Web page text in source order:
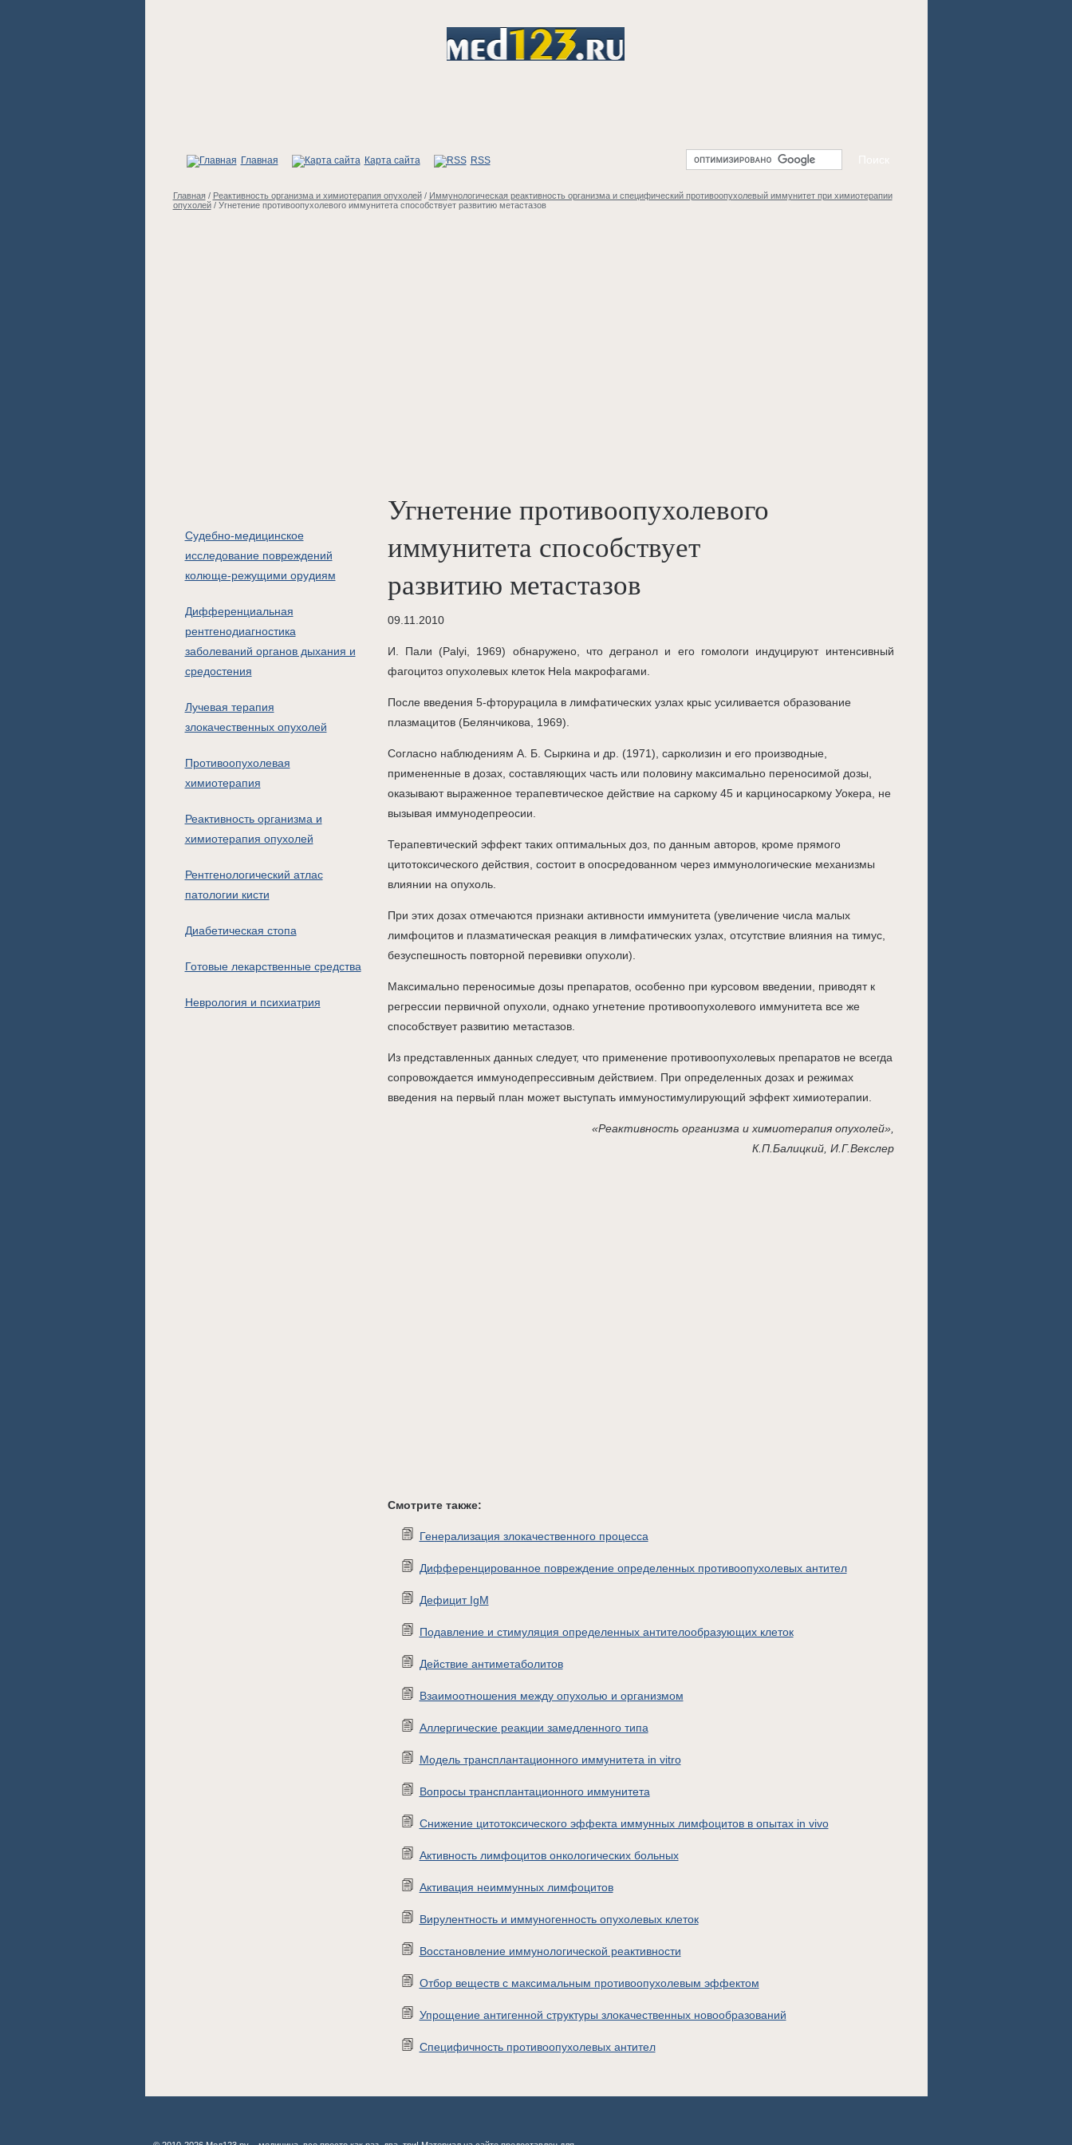
Главная Карта сайта RSS
Главная/ Реактивность организма и химиотерапия опухолей/ Иммунологическая реактивность организма и специфический противоопухолевый иммунитет при химиотерапии
опухолей/ Угнетение противоопухолевого иммунитета способствует развитию метастазов
Судебно-медицинское
исследование повреждений
колюще-режущими орудиям
Дифференциальная
рентгенодиагностика
заболеваний органов дыхания и
средостения
Лучевая терапия
злокачественных опухолей
Противоопухолевая
химиотерапия
Реактивность организма и
химиотерапия опухолей
Рентгенологический атлас
патологии кисти
Диабетическая стопа
Готовые лекарственные средства
Неврология и психиатрия
Угнетение противоопухолевого
иммунитета способствует
развитию метастазов
09.11.2010
И. Пали (Palyi, 1969) обнаружено, что дегранол и его гомологи индуцируют интенсивный
фагоцитоз опухолевых клеток Hela макрофагами.
После введения 5-фторурацила в лимфатических узлах крыс усиливается образование
плазмацитов (Белянчикова, 1969).
Согласно наблюдениям А. Б. Сыркина и др. (1971), capколизин и его производные,
примененные в дозах, составляющих часть или половину максимально переносимой дозы,
оказывают выраженное терапевтическое действие на саркому 45 и карциносаркому Уокера, не
вызывая иммунодепреосии.
Терапевтический эффект таких оптимальных доз, по данным авторов, кроме прямого
цитотоксического действия, состоит в опосредованном через иммунологические механизмы
влиянии на опухоль.
При этих дозах отмечаются признаки активности иммунитета (увеличение числа малых
лимфоцитов и плазматическая реакция в лимфатических узлах, отсутствие влияния на тимус,
безуспешность повторной перевивки опухоли).
Максимально переносимые дозы препаратов, особенно при курсовом введении, приводят к
регрессии первичной опухоли, однако угнетение противоопухолевого иммунитета все же
способствует развитию метастазов.
Из представленных данных следует, что применение противоопухолевых препаратов не всегда
сопровождается иммунодепрессивным действием. При определенных дозах и режимах
введения на первый план может выступать иммуностимулирующий эффект химиотерапии.
«Реактивность организма и химиотерапия опухолей»,
К.П.Балицкий, И.Г.Векслер
Смотрите также:
Генерализация злокачественного процесса
Дифференцированное повреждение определенных противоопухолевых антител
Дефицит IgM
Подавление и стимуляция определенных антителообразующих клеток
Действие антиметаболитов
Взаимоотношения между опухолью и организмом
Аллергические реакции замедленного типа
Модель трансплантационного иммунитета in vitro
Вопросы трансплантационного иммунитета
Снижение цитотоксического эффекта иммунных лимфоцитов в опытах in vivo
Активность лимфоцитов онкологических больных
Активация неиммунных лимфоцитов
Вирулентность и иммуногенность опухолевых клеток
Восстановление иммунологической реактивности
Отбор веществ с максимальным противоопухолевым эффектом
Упрощение антигенной структуры злокачественных новообразований
Специфичность противоопухолевых антител